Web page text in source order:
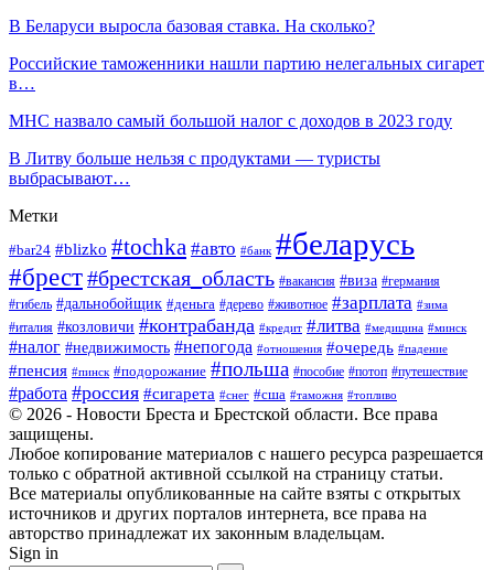
В Беларуси выросла базовая ставка. На сколько?
Российские таможенники нашли партию нелегальных сигарет
в…
МНС назвало самый большой налог с доходов в 2023 году
В Литву больше нельзя с продуктами — туристы
выбрасывают…
Метки
#bar24 #blizko #tochka #авто #банк #беларусь
#брест#брестская_область #вакансия #виза #германия
#гибель #дальнобойщик #деньга #дерево #животное #зарплата #зима
#италия #козловичи #контрабанда #кредит #литва #медицина #минск
#налог #недвижимость #непогода #отношения #очередь #падение
#пенсия #пинск #подорожание #польша #пособие #потоп #путешествие
#работа #россия #сигарета #снег #сша #таможня #топливо
© 2026 - Новости Бреста и Брестской области. Все права
защищены.
Любое копирование материалов с нашего ресурса разрешается
только с обратной активной ссылкой на страницу статьи.
Все материалы опубликованные на сайте взяты с открытых
источников и других порталов интернета, все права на
авторство принадлежат их законным владельцам.
Sign in